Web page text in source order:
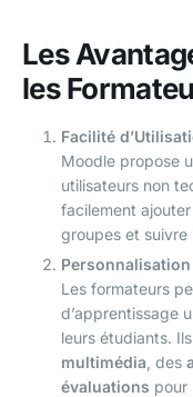
Les
les
Facilité
Moodle propose
utilisateurs non
facilement
groupes et suivre
Personnalisation
Les formateurs
d’apprentissage
leurs étudiants.
multimédia , des
évaluations pour